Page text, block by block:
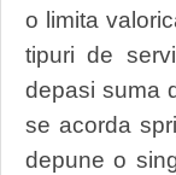
o limita
tipuri de
depasi suma
se acorda
depune o